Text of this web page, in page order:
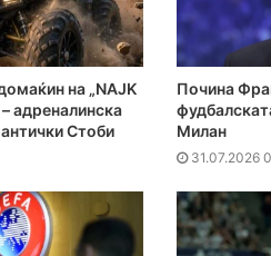
на „NAJK
– адреналинска
Стоби
Почина
Милан
31.07.2026